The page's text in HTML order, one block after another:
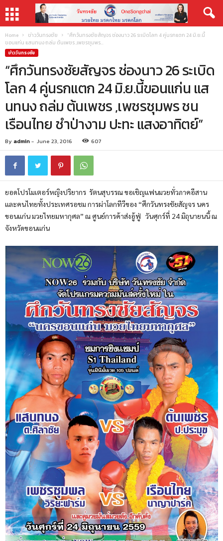
Home ข่าววันทรงชัย
“ศึกวันทรงชัยสัญจร ช่องนาว 26 ระเบิดโลก 4 คู่นรกแตก 24 มิ.ย.นี้
ขอนแก่น แสนทนง ถล่ม ต้นเพชร ,เพชรชุมพร...
ข่าววันทรงชัย
“ศึกวันทรงชัยสัญจร ช่องนาว 26 ระเบิด
โลก 4 คู่นรกแตก 24 มิ.ย.นี้ขอนแก่น แส
นทนง ถล่ม ต้นเพชร ,เพชรชุมพร ชน
เรือนไทย ชำป่างาม ปะทะ แสงอาทิตย์”
By admin- June 23, 2016 607
ยอดโปรโมเตอร์หญิงปริยากร รัตนสุบรรณ ขอเชิญแฟนมวยทั่วภาคอีสาน
และคนไทยทั้งประเทศรอชม การผ่าโลกทีวีของ “ศึกวันทรงชัยสัญจร นคร
ขอนแก่น มวยไทยมหากุศล” ณ ศูนย์การค้าส่งอู้ฟู่ วันศุกร์ที่ 24 มิถุนายนนี้ ณ
จังหวัดขอนแก่น